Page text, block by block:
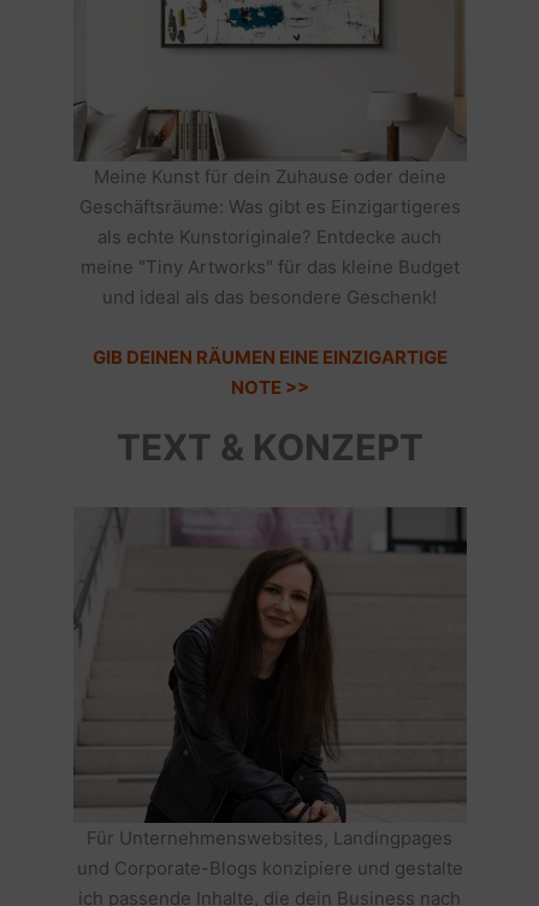
Meine Kunst für dein Zuhause oder deine
Geschäftsräume: Was gibt es Einzigartigeres
als echte Kunstoriginale? Entdecke auch
meine "Tiny Artworks" für das kleine Budget
und ideal als das besondere Geschenk!
GIB DEINEN RÄUMEN EINE EINZIGARTIGE
NOTE >>
TEXT & KONZEPT
Für Unternehmenswebsites, Landingpages
und Corporate-Blogs konzipiere und gestalte
ich passende Inhalte, die dein Business nach